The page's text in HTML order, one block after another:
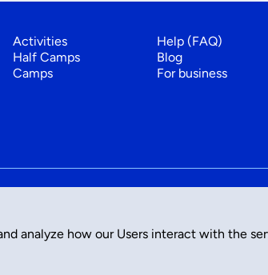
Activities
Half Camps
Camps
Help (FAQ)
Blog
For business
analyze how our Users interact with the